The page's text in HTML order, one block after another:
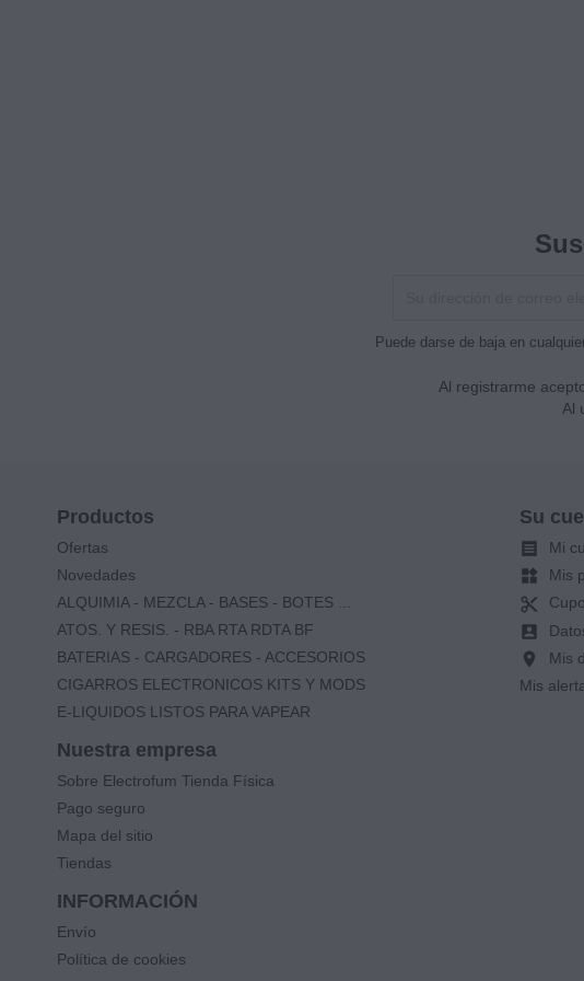
Puede darse de baja en
Al registrarme
Al
Productos
Ofertas
Novedades
ALQUIMIA - MEZCLA - BASES - BOTES ...
ATOS. Y RESIS. - RBA RTA RDTA BF
BATERIAS - CARGADORES - ACCESORIOS
CIGARROS ELECTRONICOS KITS Y MODS
E-LIQUIDOS LISTOS PARA VAPEAR
Nuestra empresa
Sobre Electrofum Tienda Física
Pago seguro
Mapa del sitio
Tiendas
INFORMACIÓN
Envío
Política de cookies
Su
 Mi
widgets Mis
content_cut
account_box
location_on
Mis
Mis